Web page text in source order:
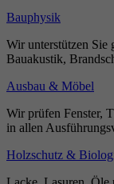
Bauphysik
Wir unterstützen Sie
Bauakustik,
Ausbau & Möbel
Wir prüfen Fenster,
in allen
Holzschutz &